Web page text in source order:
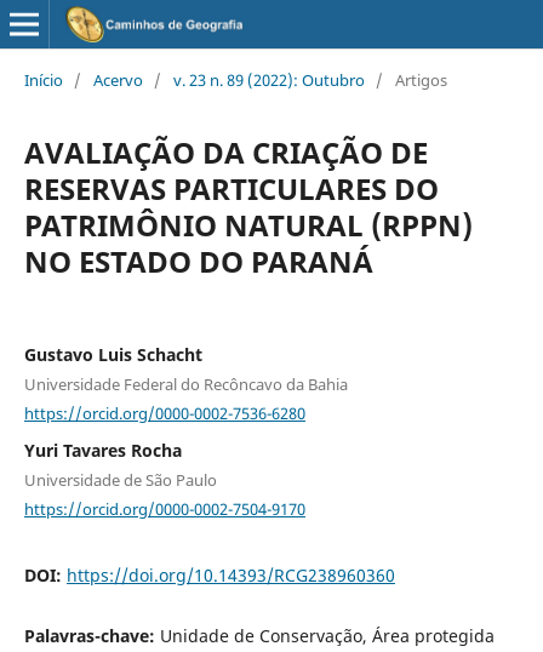
Início / Acervo / v. 23 n. 89 (2022): Outubro / Artigos
AVALIAÇÃO DA CRIAÇÃO DE
RESERVAS PARTICULARES DO
PATRIMÔNIO NATURAL (RPPN)
NO ESTADO DO PARANÁ
Gustavo Luis Schacht
Universidade Federal do Recôncavo da Bahia
https://orcid.org/0000-0002-7536-6280
Yuri Tavares Rocha
Universidade de São Paulo
https://orcid.org/0000-0002-7504-9170
DOI: https://doi.org/10.14393/RCG238960360
Palavras-chave: Unidade de Conservação, Área protegida